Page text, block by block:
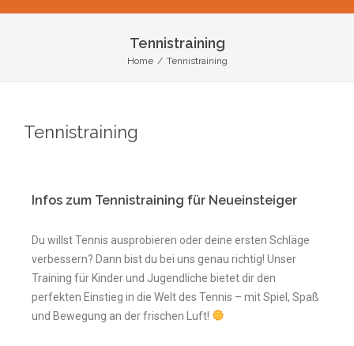
Tennistraining
Home / Tennistraining
Tennistraining
Infos zum Tennistraining für Neueinsteiger
Du willst Tennis ausprobieren oder deine ersten Schläge
verbessern? Dann bist du bei uns genau richtig! Unser
Training für Kinder und Jugendliche bietet dir den
perfekten Einstieg in die Welt des Tennis – mit Spiel, Spaß
und Bewegung an der frischen Luft!